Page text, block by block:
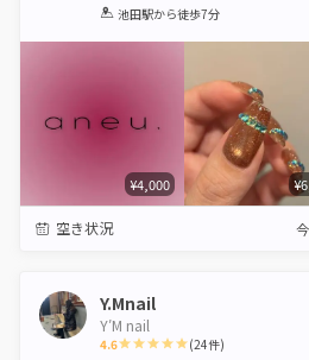
1 2 3 4 5
池田駅から徒歩7分
¥4,000
空き状況
Y.Mnail
Y′M nail
4.6 (24件)